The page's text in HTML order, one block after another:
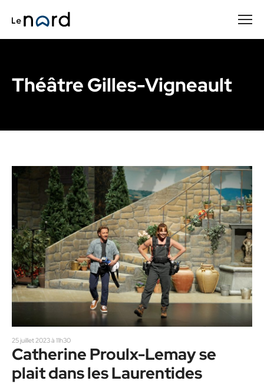
Théâtre Gilles-Vigneault
25 juillet 2023 à 11h30
Catherine Proulx-Lemay se
plait dans les Laurentides